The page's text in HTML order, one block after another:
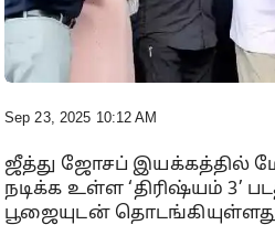
Sep 23, 2025 10:12 AM
ஜீத்து ஜோசப் இயக்கத்தில்
நடிக்க உள்ள ‘திரிஷ்யம் 3’
பூஜையுடன்